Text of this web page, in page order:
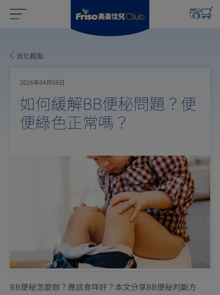
消化輕鬆
2026年04月08日
如何緩解BB便秘問題？便
便綠色正常嗎？
BB便秘怎麼辦？應該食咩好？本文分享BB便秘判斷方